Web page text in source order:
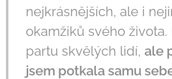
nejkrásnějších, ale i
okamžiků svého života.
partu skvělých lidí, ale
jsem potkala samu